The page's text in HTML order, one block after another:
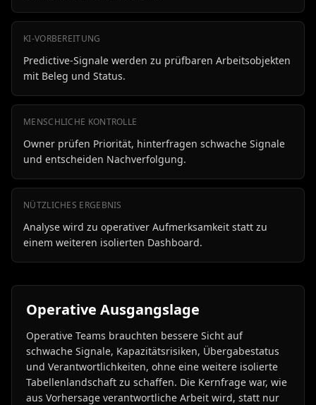
KI-VORBEREITUNG
Predictive-Signale werden zu prüfbaren Arbeitsobjekten
mit Beleg und Status.
MENSCHLICHE KONTROLLE
Owner prüfen Priorität, hinterfragen schwache Signale
und entscheiden Nachverfolgung.
NÜTZLICHES ERGEBNIS
Analyse wird zu operativer Aufmerksamkeit statt zu
einem weiteren isolierten Dashboard.
Operative Ausgangslage
Operative Teams brauchten bessere Sicht auf
schwache Signale, Kapazitätsrisiken, Übergabestatus
und Verantwortlichkeiten, ohne eine weitere isolierte
Tabellenlandschaft zu schaffen. Die Kernfrage war, wie
aus Vorhersage verantwortliche Arbeit wird, statt nur